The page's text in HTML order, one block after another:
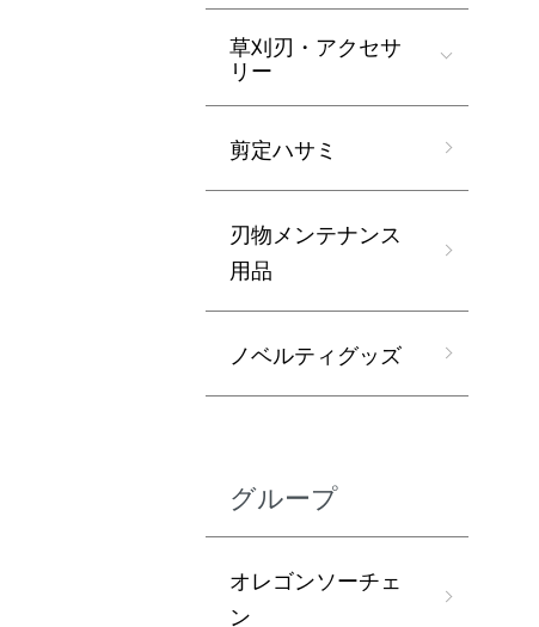
草刈刃・アクセサ
リー
剪定ハサミ
刃物メンテナンス
用品
ノベルティグッズ
グループ
オレゴンソーチェ
ン